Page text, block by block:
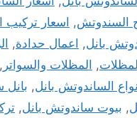
السندوتش, اسعار تركيب
بانل, اعمال حدادة,
, المظلات والسواتر ,
الساندوتش بانل,
, بيوت ساندوتش بانل,